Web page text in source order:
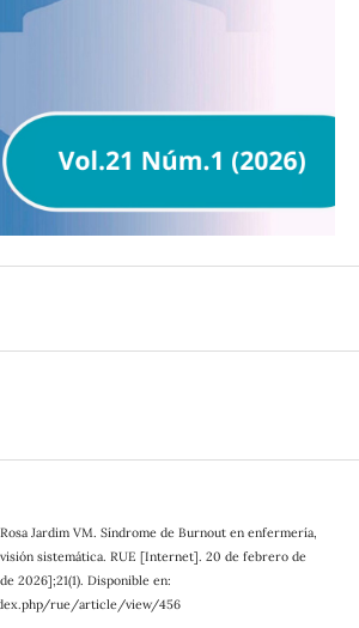
Jardim VM. Síndrome de Burnout en enfermería,
sistemática. RUE [Internet]. 20 de febrero de
2026];21(1). Disponible en:
rue/article/view/456